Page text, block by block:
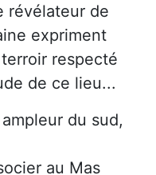
révélateur de
expriment
respecté
de ce lieu...
du sud,
au Mas